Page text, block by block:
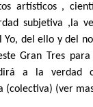
artísticos ,
subjetiva ,la
Yo, del ello y del
Gran Tres
a la verdad
(colectiva) (ver